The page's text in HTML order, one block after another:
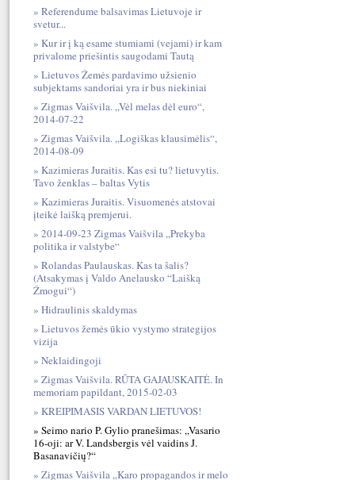
Referendume balsavimas Lietuvoje ir
svetur...
Kur ir į ką esame stumiami (vejami) ir kam
privalome priešintis saugodami Tautą
Lietuvos Žemės pardavimo užsienio
subjektams sandoriai yra ir bus niekiniai
Zigmas Vaišvila. „Vėl melas dėl euro“,
2014-07-22
Zigmas Vaišvila. „Logiškas klausimėlis“,
2014-08-09
Kazimieras Juraitis. Kas esi tu? lietuvytis.
Tavo ženklas – baltas Vytis
Kazimieras Juraitis. Visuomenės atstovai
įteikė laišką premjerui.
2014-09-23 Zigmas Vaišvila „Prekyba
politika ir valstybe“
Rolandas Paulauskas. Kas ta šalis?
(Atsakymas į Valdo Anelausko “Laišką
Žmogui“)
Hidraulinis skaldymas
Lietuvos žemės ūkio vystymo strategijos
vizija
Neklaidingoji
Zigmas Vaišvila. RŪTA GAJAUSKAITĖ. In
memoriam papildant, 2015-02-03
KREIPIMASIS VARDAN LIETUVOS!
Seimo nario P. Gylio pranešimas: „Vasario
16-oji: ar V. Landsbergis vėl vaidins J.
Basanavičių?“
Zigmas Vaišvila „Karo propagandos ir melo